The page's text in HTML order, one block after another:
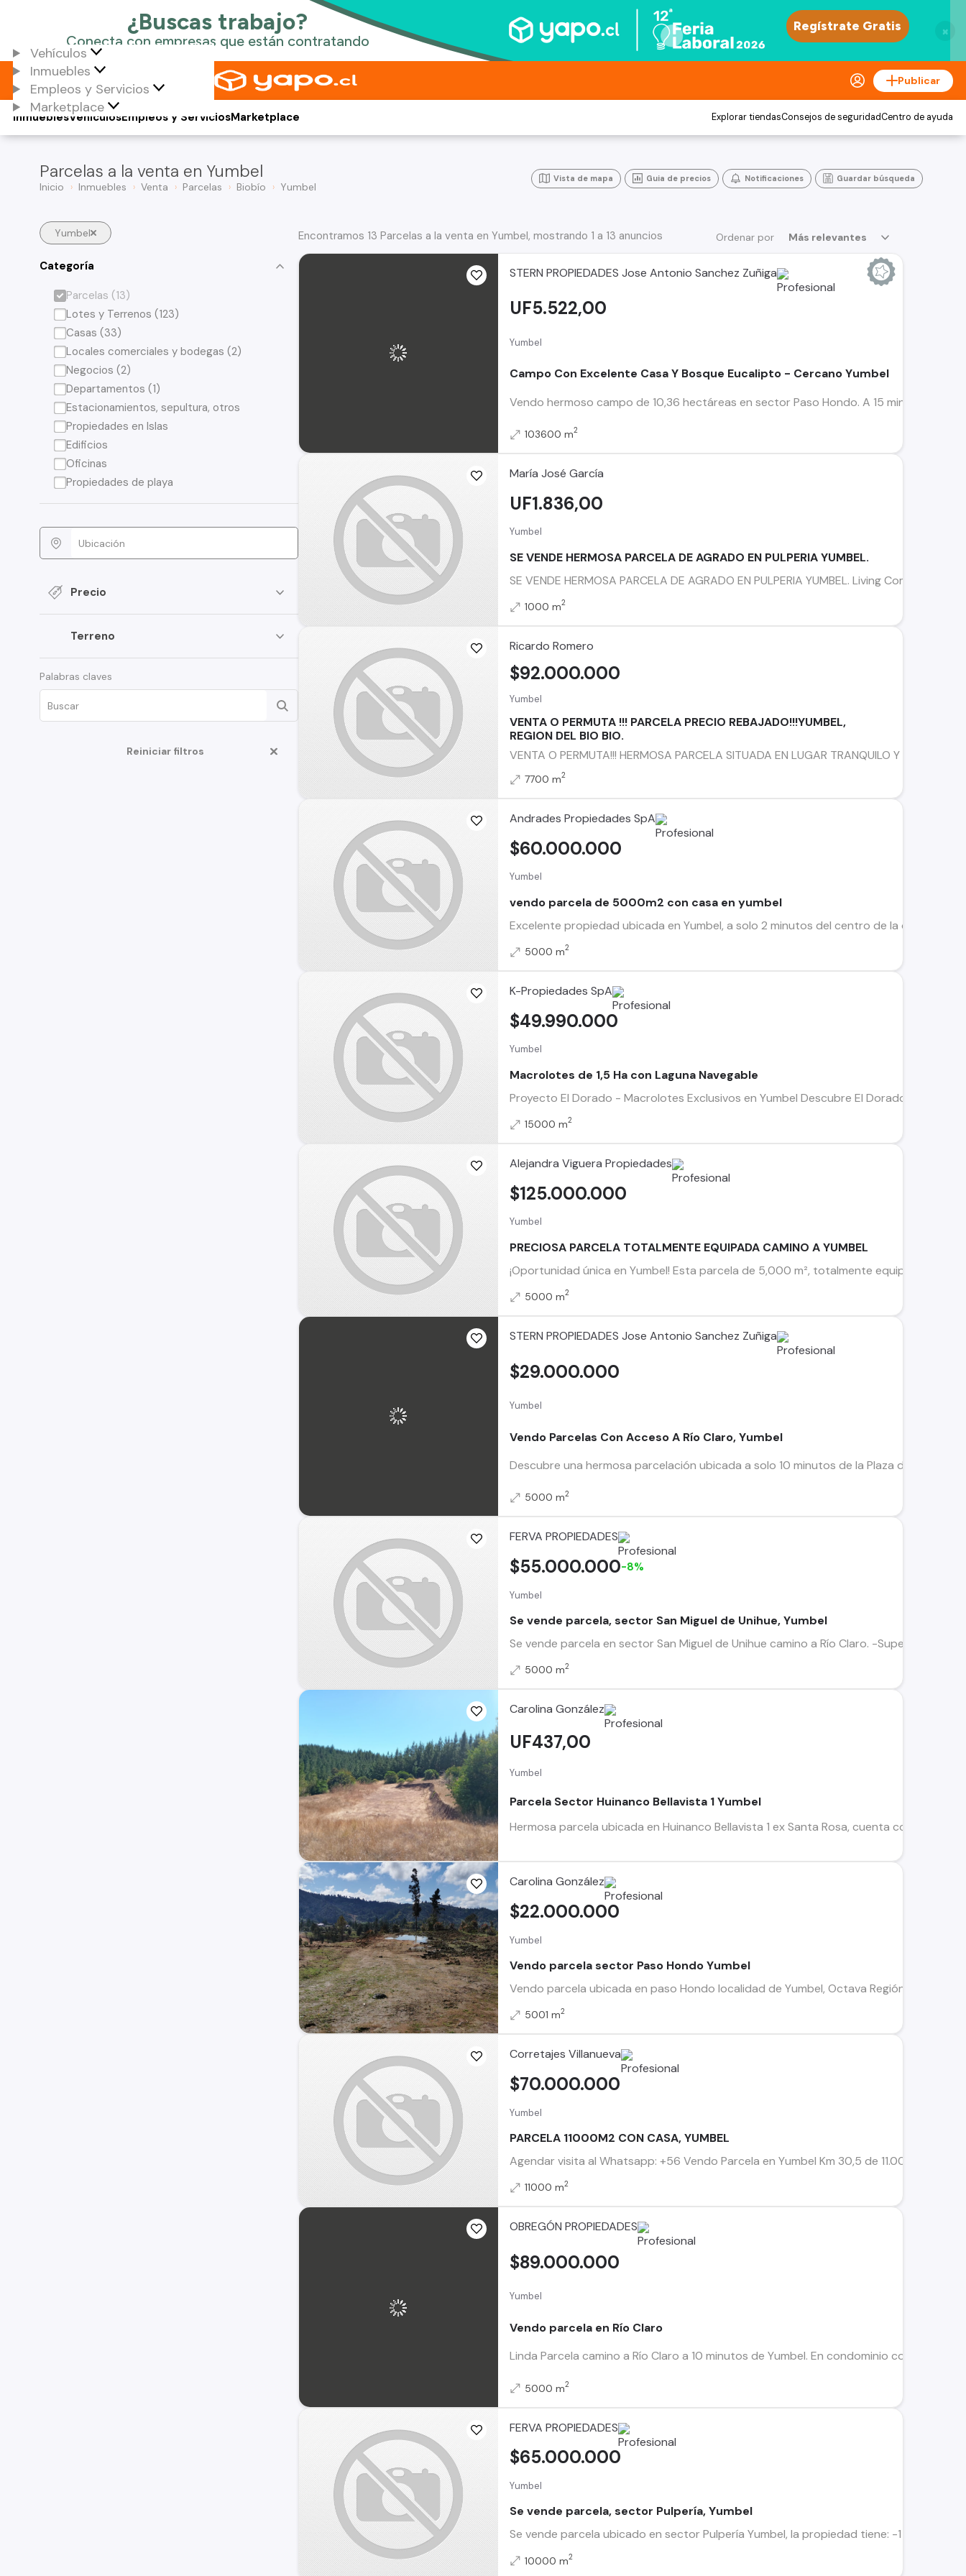
×
Vehículos
Inmuebles
Empleos y Servicios
Marketplace
Publicar
Vehículos
Inmuebles Empleos y ServiciosMarketplace Explorar tiendasConsejos de seguridadCentro de ayuda
Parcelas a la venta en Yumbel
Inicio Inmuebles Venta Parcelas Biobío Yumbel
Vista de mapa Guia de precios Notificaciones Guardar búsqueda
Yumbel
Categoría
Parcelas (13)
Lotes y Terrenos (123)
Casas (33)
Locales comerciales y bodegas (2)
Negocios (2)
Departamentos (1)
Estacionamientos, sepultura, otros
Propiedades en Islas
Edificios
Oficinas
Propiedades de playa
Precio
Terreno
Palabras claves
Reiniciar filtros
Ordenar por Más relevantes
Encontramos 13 Parcelas a la venta en Yumbel, mostrando 1 a 13 anuncios
STERN PROPIEDADES Jose Antonio Sanchez Zuñiga
Yumbel
Campo Con Excelente Casa Y Bosque Eucalipto - Cercano Yumbel
Vendo hermoso campo de 10,36 hectáreas en sector Paso Hondo. A 15 minutos de
UF5.522,00
103600 m2
María José García
Yumbel
SE VENDE HERMOSA PARCELA DE AGRADO EN PULPERIA YUMBEL.
SE VENDE HERMOSA PARCELA DE AGRADO EN PULPERIA YUMBEL. Living
UF1.836,00
1000 m2
Ricardo Romero
Yumbel
VENTA O PERMUTA !!! PARCELA PRECIO REBAJADO!!!YUMBEL,
REGION DEL BIO BIO.
VENTA O PERMUTA!!! HERMOSA PARCELA SITUADA EN LUGAR TRANQUILO Y SEGURO,
$92.000.000
7700 m2
Andrades Propiedades SpA
Yumbel
vendo parcela de 5000m2 con casa en yumbel
Excelente propiedad ubicada en Yumbel, a solo 2 minutos del centro de la ciudad.
$60.000.000
5000 m2
K-Propiedades SpA
Yumbel
Macrolotes de 1,5 Ha con Laguna Navegable
Proyecto El Dorado - Macrolotes Exclusivos en Yumbel Descubre El Dorado, un
$49.990.000
15000 m2
Alejandra Viguera Propiedades
Yumbel
PRECIOSA PARCELA TOTALMENTE EQUIPADA CAMINO A YUMBEL
¡Oportunidad única en Yumbel! Esta parcela de 5,000 m², totalmente equipada y
$125.000.000
5000 m2
STERN PROPIEDADES Jose Antonio Sanchez Zuñiga
Yumbel
Vendo Parcelas Con Acceso A Río Claro, Yumbel
Descubre una hermosa parcelación ubicada a solo 10 minutos de la Plaza de
$29.000.000
5000 m2
FERVA PROPIEDADES
Yumbel
Se vende parcela, sector San Miguel de Unihue, Yumbel
Se vende parcela en sector San Miguel de Unihue camino a Río Claro. -Superficie
$55.000.000-8%
5000 m2
Carolina González
Yumbel
Parcela Sector Huinanco Bellavista 1 Yumbel
Hermosa parcela ubicada en Huinanco Bellavista 1 ex Santa Rosa, cuenta con Rol
UF437,00
Carolina González
Yumbel
Vendo parcela sector Paso Hondo Yumbel
Vendo parcela ubicada en paso Hondo localidad de Yumbel, Octava Región, Parcela
$22.000.000
5001 m2
Corretajes Villanueva
Yumbel
PARCELA 11000M2 CON CASA, YUMBEL
Agendar visita al Whatsapp: +56 Vendo Parcela en Yumbel Km 30,5 de 11.000 m2
$70.000.000
11000 m2
OBREGÓN PROPIEDADES
Yumbel
Vendo parcela en Río Claro
Linda Parcela camino a Río Claro a 10 minutos de Yumbel. En condominio con casa
$89.000.000
5000 m2
FERVA PROPIEDADES
Yumbel
Se vende parcela, sector Pulpería, Yumbel
Se vende parcela ubicado en sector Pulpería Yumbel, la propiedad tiene: -1
$65.000.000
10000 m2